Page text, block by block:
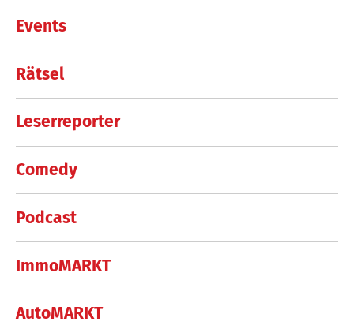
Events
Rätsel
Leserreporter
Comedy
Podcast
ImmoMARKT
AutoMARKT